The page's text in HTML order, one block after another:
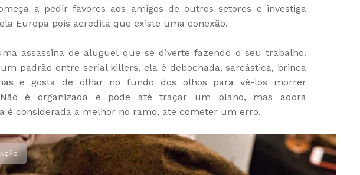
a pedir favores aos amigos de outros setores e investiga
Europa pois acredita que existe uma conexão.
assassina de aluguel que se diverte fazendo o seu trabalho.
padrão entre serial killers, ela é debochada, sarcástica, brinca
e gosta de olhar no fundo dos olhos para vê-los morrer
Não é organizada e pode até traçar um plano, mas adora
é considerada a melhor no ramo, até cometer um erro.